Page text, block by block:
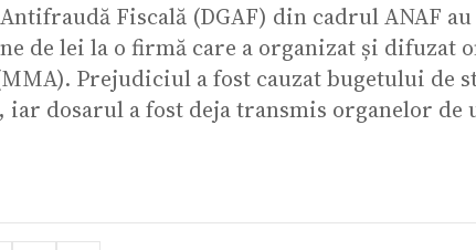
Fiscală (DGAF) din cadrul ANAF
de lei la o firmă care a organizat și difuzat
Prejudiciul a fost cauzat bugetului de
iar dosarul a fost deja transmis organelor